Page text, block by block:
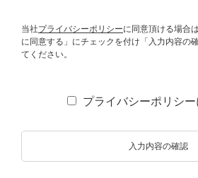
当社プライバシーポリシーに同意頂ける場合
に同意する」にチェックを付け「入力内容の
てください。
プライバシーポリシ